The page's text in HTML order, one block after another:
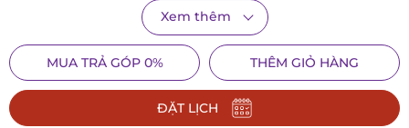
Certina và các dòng sản phẩm tới từ thương hiệu này cũng
được bắt đầu với dòng chữ DS này.
Và để kỷ niệm 60 năm ngày ra đời của công nghệ DS-Double
Security, Certina đã trình làng phiên bản đồng hồ đặc biệt
Xem thêm
MUA TRẢ GÓP 0% THÊM GIỎ HÀNG
ĐẶT LỊCH